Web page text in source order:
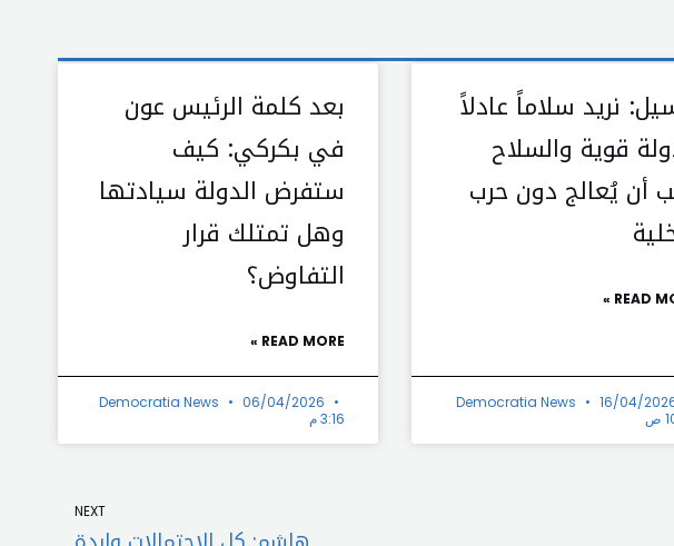
نريد سلاماً عادلاً
قوية والسلاح
أن يُعالج دون حرب
READ
Democratia News
16/04/
ص
بعد كلمة الرئيس عون
في بكركي: كيف
ستفرض الدولة سيادتها
وهل تمتلك قرار
التفاوض؟
READ MORE »
Democratia News
06/04/2026
3:16 م
NEXT